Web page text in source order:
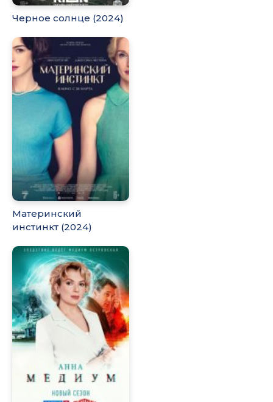
Черное солнце (2024)
Материнский
инстинкт (2024)